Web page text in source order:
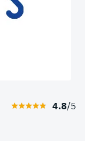
4.8/5